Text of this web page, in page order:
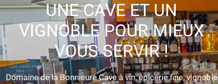
UNE CAVE ET UN
VIGNOBLE POUR MIEUX
VOUS SERVIR !
Domaine de la Bonnieure Cave à vin, épicerie fine, vignoble